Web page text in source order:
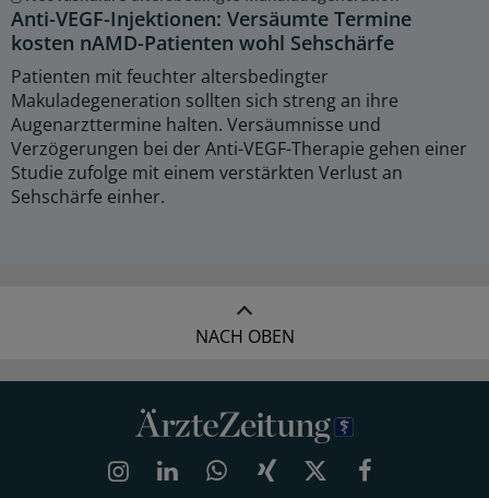
Anti-VEGF-Injektionen: Versäumte Termine
kosten nAMD-Patienten wohl Sehschärfe
Patienten mit feuchter altersbedingter
Makuladegeneration sollten sich streng an ihre
Augenarzttermine halten. Versäumnisse und
Verzögerungen bei der Anti-VEGF-Therapie gehen einer
Studie zufolge mit einem verstärkten Verlust an
Sehschärfe einher.
NACH OBEN